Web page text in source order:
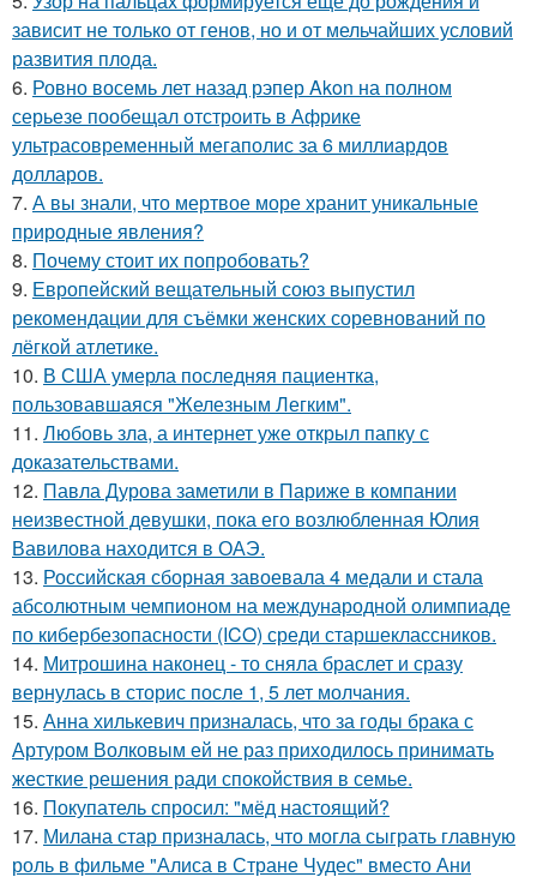
зависит не только от генов, но и от мельчайших условий
развития плода.
6. Ровно восемь лет назад рэпер Akon на полном
серьезе пообещал отстроить в Африке
ультрасовременный мегаполис за 6 миллиардов
долларов.
7. А вы знали, что мертвое море хранит уникальные
природные явления?
8. Почему стоит их попробовать?
9. Европейский вещательный союз выпустил
рекомендации для съёмки женских соревнований по
лёгкой атлетике.
10. В США умерла последняя пациентка,
пользовавшаяся "Железным Легким".
11. Любовь зла, а интернет уже открыл папку с
доказательствами.
12. Павла Дурова заметили в Париже в компании
неизвестной девушки, пока его возлюбленная Юлия
Вавилова находится в ОАЭ.
13. Российская сборная завоевала 4 медали и стала
абсолютным чемпионом на международной олимпиаде
по кибербезопасности (ICO) среди старшеклассников.
14. Митрошина наконец - то сняла браслет и сразу
вернулась в сторис после 1, 5 лет молчания.
15. Анна хилькевич призналась, что за годы брака с
Артуром Волковым ей не раз приходилось принимать
жесткие решения ради спокойствия в семье.
16. Покупатель спросил: "мёд настоящий?
17. Милана стар призналась, что могла сыграть главную
роль в фильме "Алиса в Стране Чудес" вместо Ани